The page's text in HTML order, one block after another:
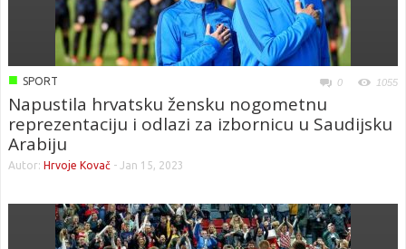
■ SPORT 0 1055
Napustila hrvatsku žensku nogometnu
reprezentaciju i odlazi za izbornicu u Saudijsku
Arabiju
Autor: Hrvoje Kovač - Jan 15, 2023